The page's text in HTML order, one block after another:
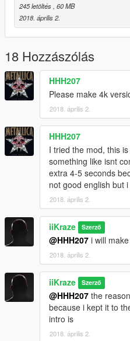
245 letöltés , 60 MB
2018. április 2.
18 Hozzászólás
HHH207
Please make 4k
2018. április 2.
HHH207
I tried the mod, this
something like isnt
extra 4-5 seconds
not good english but
2018. április 2.
iiKraze Szerző
@HHH207 i will
2018. április 2.
iiKraze Szerző
@HHH207 the
because i kept it to
intro is
2018. április 2.